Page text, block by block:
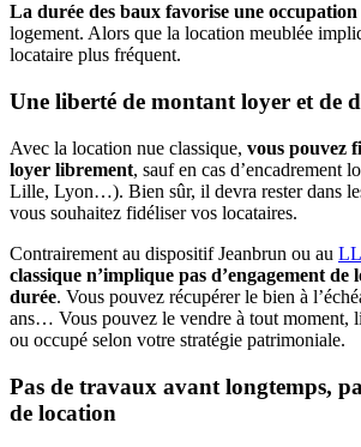
La durée des baux favorise une
logement. Alors que la location meublée
locataire plus fréquent.
Une liberté de montant loyer et de
Avec la location nue classique, vous pouvez
loyer librement, sauf en cas d’encadrement
Lille, Lyon…). Bien sûr, il devra rester dans
vous souhaitez fidéliser vos locataires.
Contrairement au dispositif Jeanbrun ou au
classique n’implique pas d’engagement de
durée. Vous pouvez récupérer le bien à
ans… Vous pouvez le vendre à tout moment,
ou occupé selon votre stratégie patrimoniale.
Pas de travaux avant longtemps,
de location